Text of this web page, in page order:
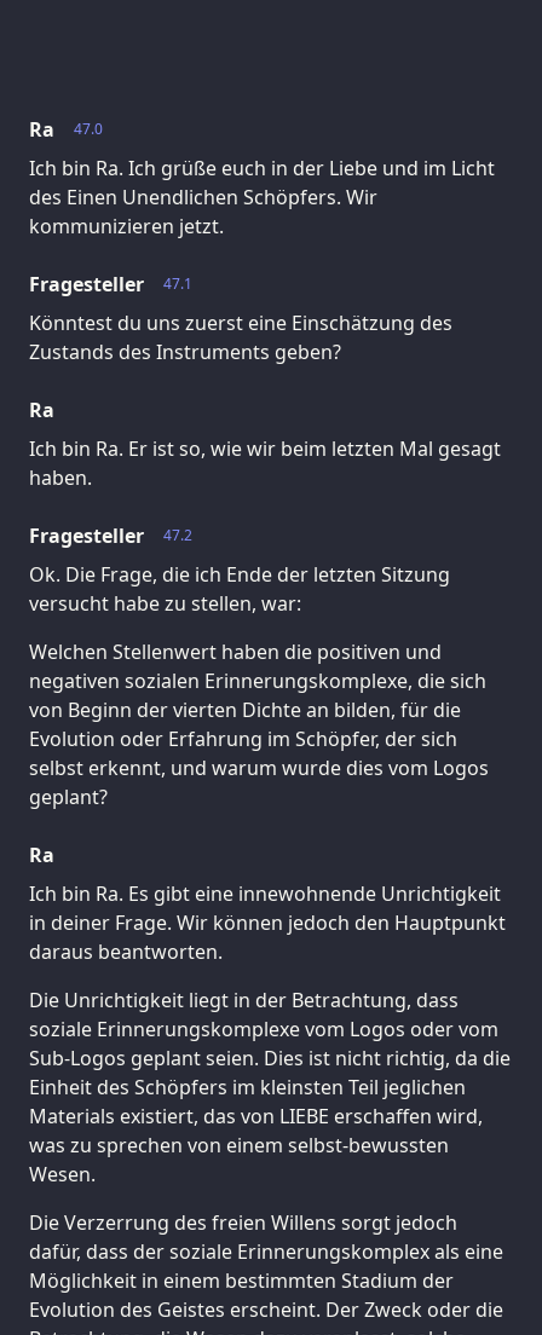
47.0
Ra
Ich bin Ra. Ich grüße euch in der Liebe und im Licht
des Einen Unendlichen Schöpfers. Wir
kommunizieren jetzt.
47.1
Fragesteller
Könntest du uns zuerst eine Einschätzung des
Zustands des Instruments geben?
Ra
Ich bin Ra. Er ist so, wie wir beim letzten Mal gesagt
haben.
47.2
Fragesteller
Ok. Die Frage, die ich Ende der letzten Sitzung
versucht habe zu stellen, war:
Welchen Stellenwert haben die positiven und
negativen sozialen Erinnerungskomplexe, die sich
von Beginn der vierten Dichte an bilden, für die
Evolution oder Erfahrung im Schöpfer, der sich
selbst erkennt, und warum wurde dies vom Logos
geplant?
Ra
Ich bin Ra. Es gibt eine innewohnende Unrichtigkeit
in deiner Frage. Wir können jedoch den Hauptpunkt
daraus beantworten.
Die Unrichtigkeit liegt in der Betrachtung, dass
soziale Erinnerungskomplexe vom Logos oder vom
Sub-Logos geplant seien. Dies ist nicht richtig, da die
Einheit des Schöpfers im kleinsten Teil jeglichen
Materials existiert, das von LIEBE erschaffen wird,
was zu sprechen von einem selbst-bewussten
Wesen.
Die Verzerrung des freien Willens sorgt jedoch
dafür, dass der soziale Erinnerungskomplex als eine
Möglichkeit in einem bestimmten Stadium der
Evolution des Geistes erscheint. Der Zweck oder die